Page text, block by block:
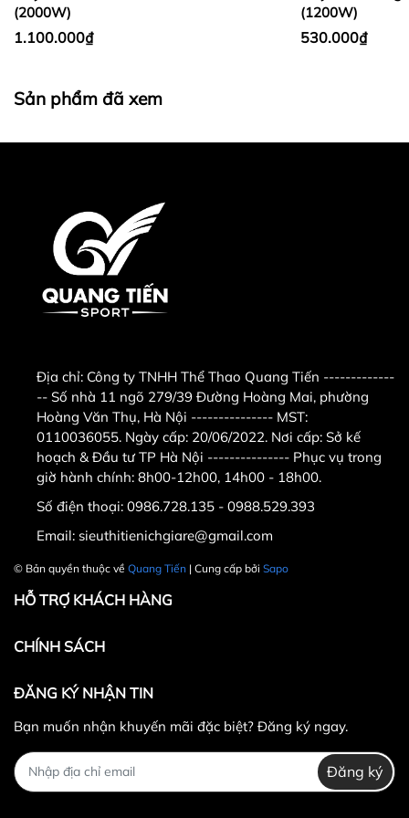
dụng nguyên lý bức xạ hồng ngoại nên ngay sau khi
bật sẽ làm ấm cực nhanh và
không đốt cháy
Trọn bộ sản phẩm đèn sưởi nhà tắm Heizen HE-3B
Bề mặt đèn sưởi nhà tắm Heizen được làm bằng
chất liệu cao cấp, chịu nhiệt tốt.
xuất theo tiêu chuẩn chống nước IPX2, chống chập
điện nên an toàn tuyệt đối khi dính nước.
Đèn sưởi nhà tắm Heizen HE-3B làm từ chất liệu cao
Đèn sưởi nhà tắm Heizen HE-3B đạt chuẩn chống
nước an toàn
Bóng hồng ngoại tuổi thọ cao công suất 275W mỗi
bóng. Công suất tối đa khi bật cả 3 bóng 825W. Tùy
nhu cầu sử dụng mà khách hàng có thể lựa chọn
công tắc cho bóng:
Công tắc 1 là bật 1 bóng.
Công tắc 2 là bật 2 bóng.
Muốn bật 3 bóng thì bật cả hai công tắc 1 và
dụng
Kích thước đèn sưởi nhà tắm Heizen HE-3B
(2000W)
1.100.000₫
(1200W)
530.000₫
Sản phẩm đã xem
Địa chỉ: Công ty TNHH Thể Thao Quang Tiến -------------
-- Số nhà 11 ngõ 279/39 Đường Hoàng Mai, phường
Hoàng Văn Thụ, Hà Nội --------------- MST:
0110036055. Ngày cấp: 20/06/2022. Nơi cấp: Sở kế
hoạch & Đầu tư TP Hà Nội --------------- Phục vụ trong
giờ hành chính: 8h00-12h00, 14h00 - 18h00.
Số điện thoại: 0986.728.135 - 0988.529.393
Email: sieuthitienichgiare@gmail.com
© Bản quyền thuộc về Quang Tiến | Cung cấp bởi Sapo
HỖ TRỢ KHÁCH HÀNG
CHÍNH SÁCH
ĐĂNG KÝ NHẬN TIN
Bạn muốn nhận khuyến mãi đặc biệt? Đăng ký ngay.
Đăng ký